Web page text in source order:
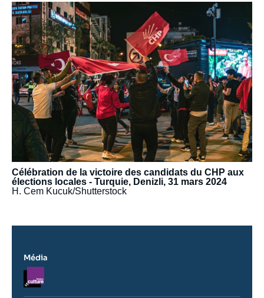
Image
principale
médiatique
Célébration de la victoire des candidats du CHP aux
élections locales - Turquie, Denizli, 31 mars 2024
H. Cem Kucuk/Shutterstock
Média
Logo